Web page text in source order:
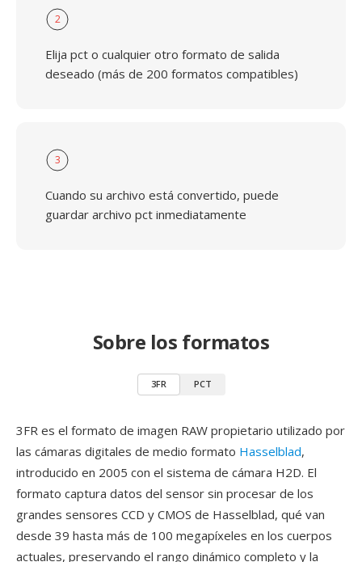
2
Elija pct o cualquier otro formato de salida
deseado (más de 200 formatos compatibles)
3
Cuando su archivo está convertido, puede
guardar archivo pct inmediatamente
Sobre los formatos
3FR PCT
3FR es el formato de imagen RAW propietario utilizado por
las cámaras digitales de medio formato Hasselblad,
introducido en 2005 con el sistema de cámara H2D. El
formato captura datos del sensor sin procesar de los
grandes sensores CCD y CMOS de Hasselblad, qué van
desde 39 hasta más de 100 megapíxeles en los cuerpos
actuales, preservando el rango dinámico completo y la